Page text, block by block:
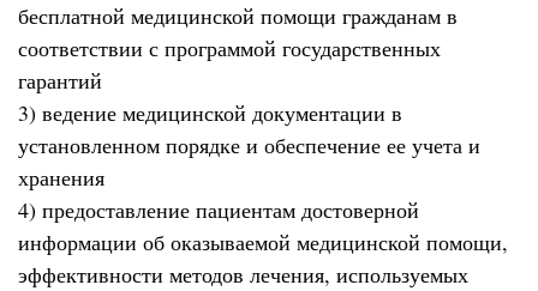
бесплатной медицинской помощи гражданам в
соответствии с программой государственных
гарантий
3) ведение медицинской документации в
установленном порядке и обеспечение ее учета и
хранения
4) предоставление пациентам достоверной
информации об оказываемой медицинской помощи,
эффективности методов лечения, используемых